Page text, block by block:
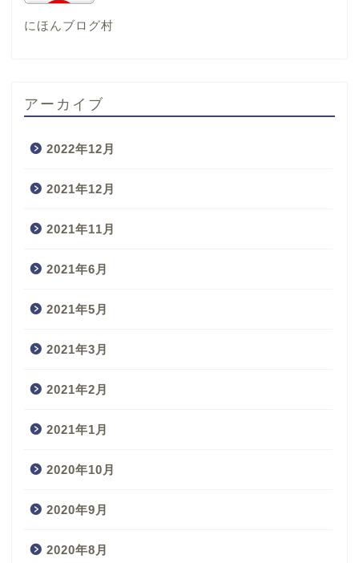
にほんブログ村
アーカイブ
2022年12月
2021年12月
2021年11月
2021年6月
2021年5月
2021年3月
2021年2月
2021年1月
2020年10月
2020年9月
2020年8月